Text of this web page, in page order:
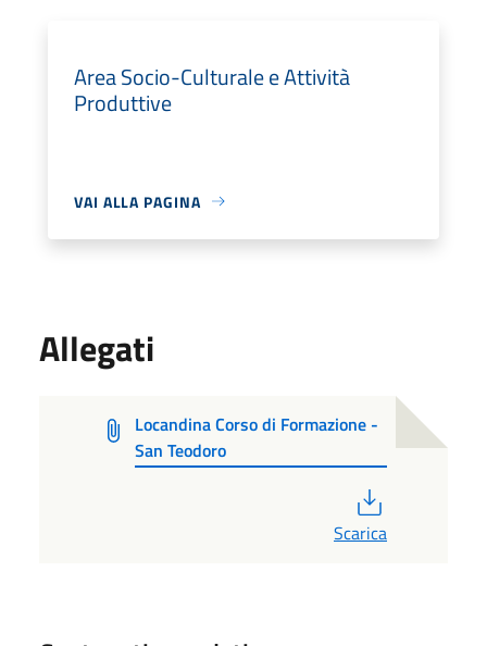
Area Socio-Culturale e Attività
Produttive
VAI ALLA PAGINA
Allegati
Locandina Corso di Formazione -
San Teodoro
Scarica